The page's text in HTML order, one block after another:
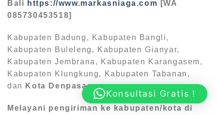
Bali https://www.markasniaga.com [WA
085730453518]
Kabupaten Badung, Kabupaten Bangli,
Kabupaten Buleleng, Kabupaten Gianyar,
Kabupaten Jembrana, Kabupaten Karangasem,
Kabupaten Klungkung, Kabupaten Tabanan,
dan
Kota Denpasar.
Melayani pengiriman ke kabupaten/kota di
Konsultasi Gratis !